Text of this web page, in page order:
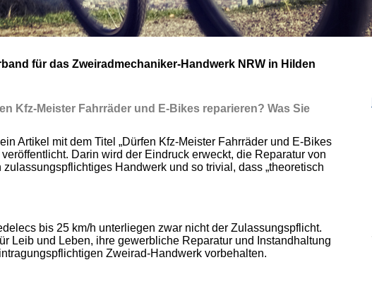
für das Zweiradmechaniker-Handwerk NRW in Hilden
Kfz-Meister Fahrräder und E-Bikes reparieren? Was Sie
Artikel mit dem Titel „Dürfen Kfz-Meister Fahrräder und E-Bikes
Darin wird der Eindruck erweckt, die Reparatur von
Handwerk und so trivial, dass „theoretisch
bis 25 km/h unterliegen zwar nicht der Zulassungspflicht.
Leib und Leben, ihre gewerbliche Reparatur und Instandhaltung
Zweirad-Handwerk vorbehalten.